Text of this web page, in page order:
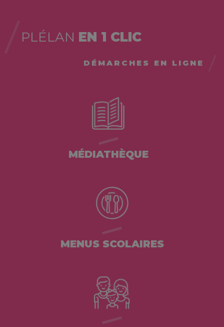
PLÉLAN EN 1 CLIC
DÉMARCHES EN LIGNE
MÉDIATHÈQUE
MENUS SCOLAIRES